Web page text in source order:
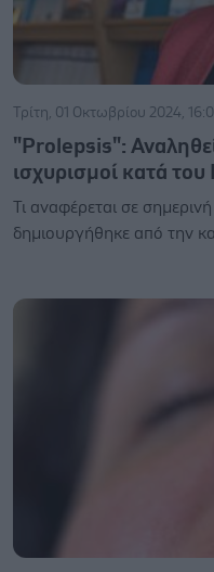
Τρίτη, 01 Οκτωβρίου 2024,
"Prolepsis":
ισχυρισμοί κατά του
Τι αναφέρεται σε
δημιουργήθηκε από την